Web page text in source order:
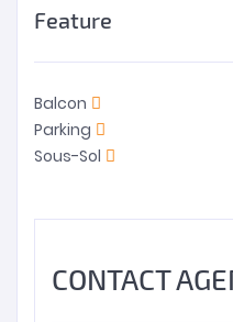
Feature
Balcon
Parking
Sous-Sol
CONTACT